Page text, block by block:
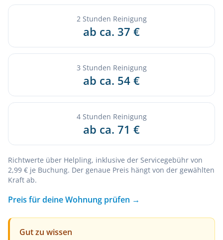
2 Stunden Reinigung
ab ca. 37 €
3 Stunden Reinigung
ab ca. 54 €
4 Stunden Reinigung
ab ca. 71 €
Richtwerte über Helpling, inklusive der Servicegebühr von
2,99 € je Buchung. Der genaue Preis hängt von der gewählten
Kraft ab.
Preis für deine Wohnung prüfen →
Gut zu wissen